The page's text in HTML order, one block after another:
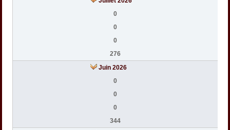
0
0
0
276
Juin 2026
0
0
0
344